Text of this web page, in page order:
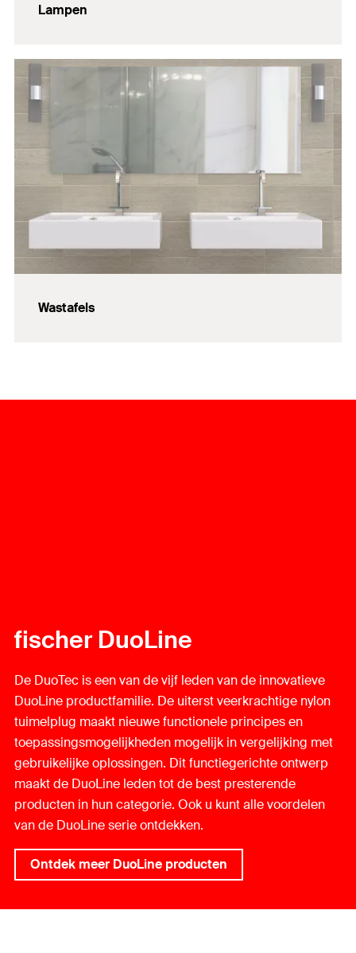
Lampen
Wastafels
fischer DuoLine
De DuoTec is een van de vijf leden van de innovatieve
DuoLine productfamilie. De uiterst veerkrachtige nylon
tuimelplug maakt nieuwe functionele principes en
toepassingsmogelijkheden mogelijk in vergelijking met
gebruikelijke oplossingen. Dit functiegerichte ontwerp
maakt de DuoLine leden tot de best presterende
producten in hun categorie. Ook u kunt alle voordelen
van de DuoLine serie ontdekken.
Ontdek meer DuoLine producten